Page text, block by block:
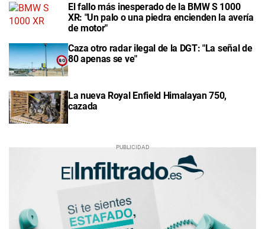
El fallo más inesperado de la BMW S 1000
XR: "Un palo o una piedra encienden la avería
de motor"
Caza otro radar ilegal de la DGT: "La señal de
80 apenas se ve"
La nueva Royal Enfield Himalayan 750,
cazada